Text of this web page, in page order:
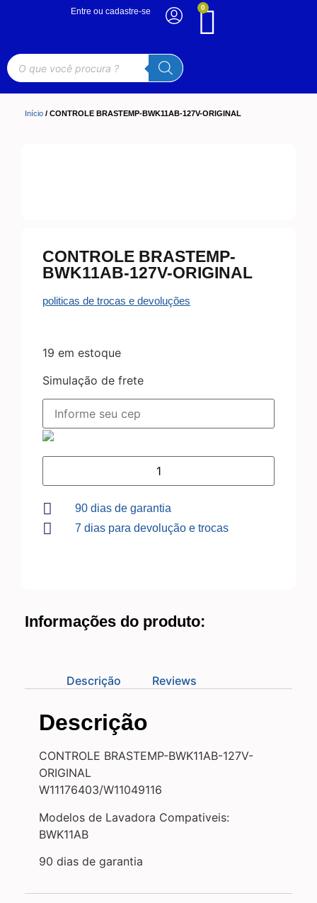
0
Entre ou cadastre-se
Início / CONTROLE BRASTEMP-BWK11AB-127V-ORIGINAL
CONTROLE BRASTEMP-
BWK11AB-127V-ORIGINAL
politicas de trocas e devoluções
19 em estoque
Simulação de frete
90 dias de garantia
7 dias para devolução e trocas
Informações do produto:
Descrição Reviews
Descrição
CONTROLE BRASTEMP-BWK11AB-127V-
ORIGINAL
W11176403/W11049116
Modelos de Lavadora Compativeis:
BWK11AB
90 dias de garantia